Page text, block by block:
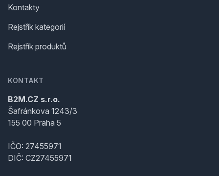
Kontakty
Rejstřík kategorií
Rejstřík produktů
KONTAKT
B2M.CZ s.r.o.
Šafránkova 1243/3
155 00 Praha 5
IČO: 27455971
DIČ: CZ27455971